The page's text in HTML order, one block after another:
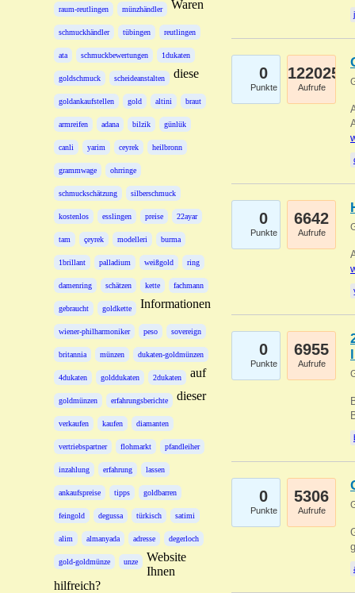
raum-reutlingen münzhändler
schmuckhändler tübingen reutlingen
ata schmuckbewertungen 1dukaten
goldschmuck scheideanstalten
goldankaufstellen gold altini braut
armreifen adana bilzik günlük
canli yarim ceyrek heilbronn
grammwage ohrringe
schmuckschätzung silberschmuck
kostenlos esslingen preise 22ayar
tam çeyrek modelleri burma
1brillant palladium weißgold ring
damenring schätzen kette fachmann
gebraucht goldkette
wiener-philharmoniker peso sovereign
britannia münzen dukaten-goldmünzen
4dukaten golddukaten 2dukaten
goldmünzen erfahrungsberichte
verkaufen kaufen diamanten
vertriebspartner flohmarkt pfandleiher
inzahlung erfahrung lassen
ankaufspreise tipps goldbarren
feingold degussa türkisch satimi
alim almanyada adresse degerloch
gold-goldmünze unze
Waren
diese
Informationen
auf
dieser
Website
Ihnen
hilfreich?
0
Punkte
122025
Aufrufe
0
Punkte
6642
Aufrufe
0
Punkte
6955
Aufrufe
0
Punkte
5306
Aufrufe